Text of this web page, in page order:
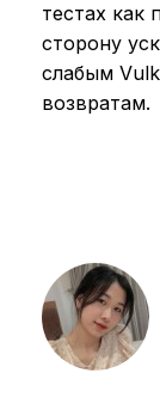
тестах как
сторону
слабым
возвратам.